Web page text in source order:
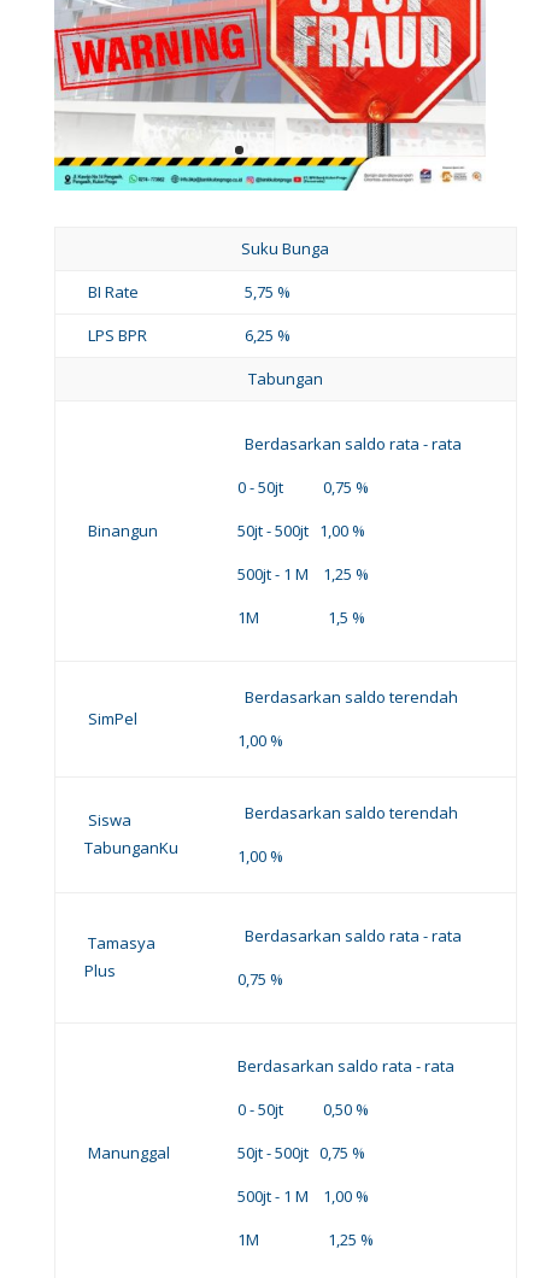
Suku Bunga
BI Rate
5,75 %
LPS BPR
6,25 %
Tabungan
Binangun
Berdasarkan saldo rata - rata
0 - 50jt 0,75 %
50jt - 500jt 1,00 %
500jt - 1 M 1,25 %
1M 1,5 %
SimPel
Berdasarkan saldo terendah
1,00 %
Siswa
TabunganKu
Berdasarkan saldo terendah
1,00 %
Tamasya
Plus
Berdasarkan saldo rata - rata
0,75 %
Manunggal
Berdasarkan saldo rata - rata
0 - 50jt 0,50 %
50jt - 500jt 0,75 %
500jt - 1 M 1,00 %
1M 1,25 %